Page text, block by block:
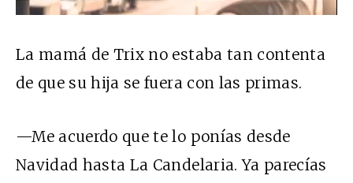
La mamá de Trix no estaba tan contenta
de que su hija se fuera con las primas.
—Me acuerdo que te lo ponías desde
Navidad hasta La Candelaria. Ya parecías